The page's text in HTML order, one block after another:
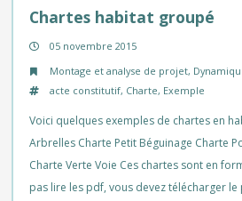
Chartes habitat groupé
05 novembre 2015
Montage et analyse de projet,
acte constitutif, Charte, Exemple
Voici quelques exemples de chartes en
Arbrelles Charte Petit Béguinage Charte
Charte Verte Voie Ces chartes sont en
pas lire les pdf, vous devez télécharger